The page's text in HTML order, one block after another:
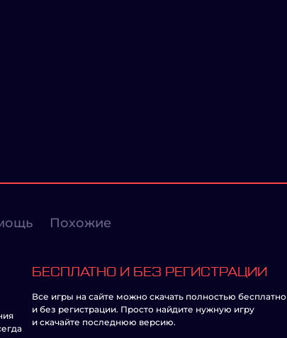
Похожие
БЕСПЛАТНО И БЕЗ РЕГИСТРАЦИИ
Все игры на сайте можно скачать полностью бесплатно
и без регистрации. Просто найдите нужную игру
и скачайте последнюю версию.